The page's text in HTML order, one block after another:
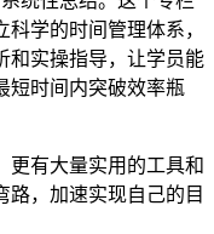
学的时间管理体系，
和实操指导，让学员能
短时间内突破效率瓶
更有大量实用的工具和
路，加速实现自己的目